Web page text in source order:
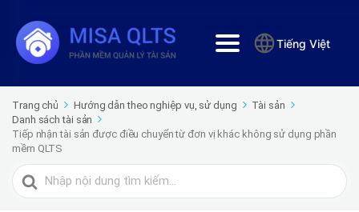
Tiếng Việt
Trang chủ Hướng dẫn theo nghiệp vụ, sử dụng
Tài sản
Danh sách tài sản
Tiếp nhận tài sản được điều chuyển từ đơn vị khác không sử dụng phần
mềm QLTS
Tìm
kiếm